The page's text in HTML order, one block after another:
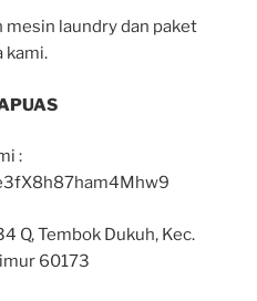
mesin laundry dan paket
kami.
:
Q, Tembok Dukuh, Kec.
60173